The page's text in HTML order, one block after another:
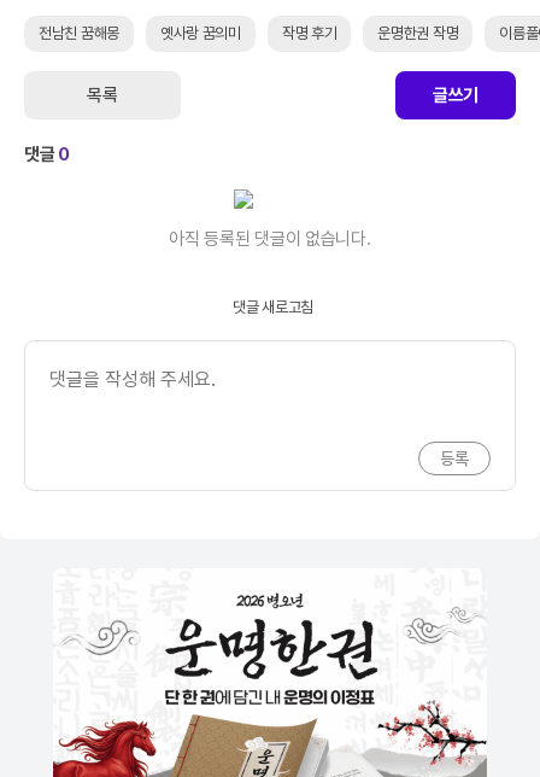
전남친 꿈해몽 옛사랑 꿈의미 작명 후기 운명한권 작명 이름
목록 글쓰기
댓글0
아직 등록된 댓글이 없습니다.
댓글 새로고침